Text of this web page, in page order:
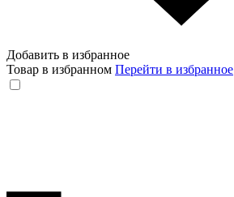
Добавить в избранное
Товар в избранном Перейти в избранное